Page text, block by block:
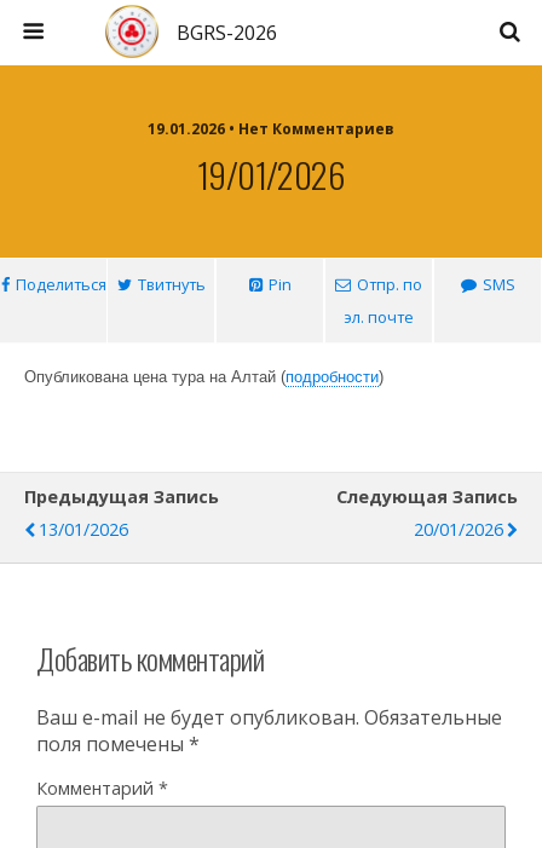
BGRS-2026
19.01.2026 • Нет Комментариев
19/01/2026
Поделиться Твитнуть Pin
Отпр. по
эл. почте
SMS
Опубликована цена тура на Алтай (подробности)
Предыдущая Запись
13/01/2026
Следующая Запись
20/01/2026
Добавить комментарий
Ваш e-mail не будет опубликован. Обязательные
поля помечены *
Комментарий *